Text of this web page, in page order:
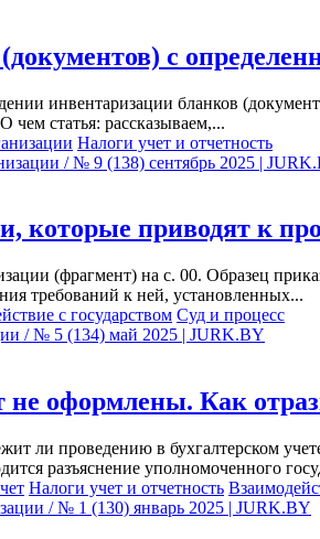
с
инвентаризации бланков
статья: рассказываем,...
Налоги учет и отчетность
/ № 9 (138) сентябрь 2025 |
которые приводят к
(фрагмент) на с. 00. Образец
требований к ней, установленных...
с государством Суд и процесс
/ № 5 (134) май 2025 | JURK.BY
оформлены. Как
ли проведению в бухгалтерском
разъяснение уполномоченного
Налоги учет и отчетность
/ № 1 (130) январь 2025 | JURK.BY